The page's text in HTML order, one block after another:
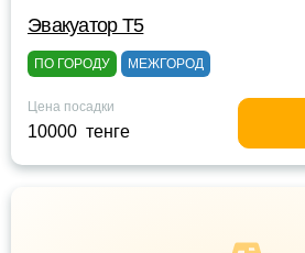
Эвакуатор Т5
ПО ГОРОДУ МЕЖГОРОД
Цена посадки
10000 тенге